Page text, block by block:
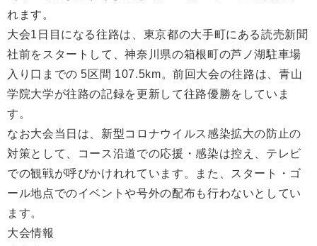
れます。
大会1日目になる往路は、東京都の大手町にある読売新聞
社前をスタートして、神奈川県の箱根町の芦ノ湖駐車場
入り口までの 5区間 107.5km。前回大会の往路は、青山
学院大学が往路の記録を更新して往路優勝をしていま
す。
なお大会当日は、新型コロナウイルス感染拡大の防止の
対策として、コース沿道での応援・感染は控え、テレビ
での観戦が呼びかけれれています。また、スタート・ゴ
ール地点でのイベントや号外の配布も行わないとしてい
ます。
大会情報